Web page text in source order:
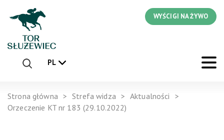
WYŚCIGI NA ŻYWO
PL
Strona główna Strefa widza
Aktualności
Orzeczenie KT nr 183 (29.10.2022)